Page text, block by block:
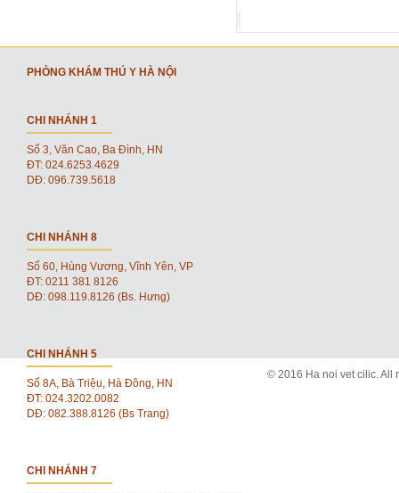
PHÒNG KHÁM THÚ Y HÀ NỘI
CHI NHÁNH 1
Số 3, Văn Cao, Ba Đình, HN
ĐT: 024.6253.4629
DĐ: 096.739.5618
CHI NHÁNH 8
Số 60, Hùng Vương, Vĩnh Yên, VP
ĐT: 0211 381 8126
DĐ: 098.119.8126 (Bs. Hưng)
CHI NHÁNH 5
Số 8A, Bà Triệu, Hà Đông, HN
ĐT: 024.3202.0082
DĐ: 082.388.8126 (Bs Trang)
CHI NHÁNH 7
© 2016 Ha noi vet cilic. All